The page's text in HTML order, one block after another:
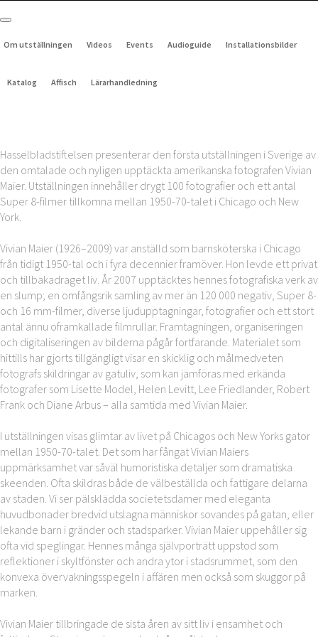
Om utställningen Videos Events Audioguide Installationsbilder
Katalog Affisch Lärarhandledning
Hasselbladstiftelsen presenterar den första utställningen i Sverige av
den omtalade och nyligen upptäckta amerikanska fotografen Vivian
Maier. Utställningen innehåller drygt 100 fotografier och ett antal
Super 8-filmer tillkomna mellan 1950-70-talet i Chicago och New
York.
Vivian Maier (1926–2009) var anställd som barnsköterska i Chicago
från tidigt 1950-tal och i fyra decennier framöver. Hon levde ett privat
och tillbakadraget liv. År 2007 upptäcktes hennes fotografiska verk av
en slump; en omfångsrik samling av mer än 120 000 negativ, Super 8-
och 16 mm-filmer, diverse ljudupptagningar, fotografier och ett stort
antal ännu oframkallade filmrullar. Framtagningen, organiseringen
och digitaliseringen av bilderna pågår fortfarande. Materialet som
hittills har gjorts tillgängligt visar en skicklig och målmedveten
fotografs skildringar av gatuliv, som kan jämföras med erkända
fotografer som Lisette Model, Helen Levitt, Lee Friedlander, Robert
Frank och Diane Arbus – alla samtida med Vivian Maier.
I utställningen visas glimtar av livet på Chicagos och New Yorks gator
mellan 1950-70-talet. Det som har fångat Vivian Maiers
uppmärksamhet var såväl humoristiska detaljer som dramatiska
skeenden. Ofta skildras både de välbeställda och fattigare delarna
av staden. Vi ser pälsklädda societetsdamer med eleganta
huvudbonader bredvid utslagna människor sovandes på gatan, eller
lekande barn i gränder och stadsparker. Vivian Maier uppehåller sig
ofta vid speglingar. Hennes många självporträtt uppstod som
reflektioner i skyltfönster och andra ytor i stadsrummet, som den
konvexa övervakningsspegeln i affären men också som skuggor på
marken.
Vivian Maier tillbringade de sista åren av sitt liv i ensamhet och